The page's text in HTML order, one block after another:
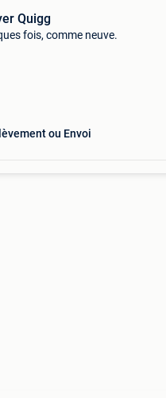
Quigg
fois, comme neuve.
ou Envoi